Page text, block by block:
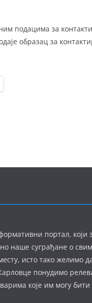
подацима за
образац за
портал, који
наше суграђане о
исто тако желимо
понудимо
које им могу